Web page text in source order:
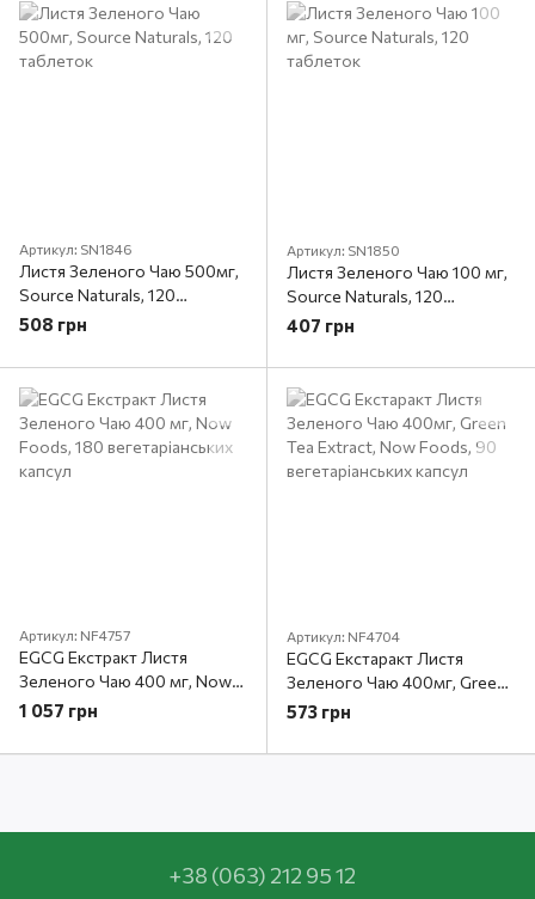
Артикул: SN1846
Листя Зеленого Чаю 500мг,
Source Naturals, 120
таблеток
508 грн
Артикул: SN1850
Листя Зеленого Чаю 100 мг,
Source Naturals, 120
таблеток
407 грн
Артикул: NF4757
EGCG Екстракт Листя
Зеленого Чаю 400 мг, Now
Foods, 180 вегетаріанських
1 057 грн
Артикул: NF4704
EGCG Екстаракт Листя
Зеленого Чаю 400мг, Green
Tea Extract, Now Foods, 90
573 грн
+38 (063) 212 95 12